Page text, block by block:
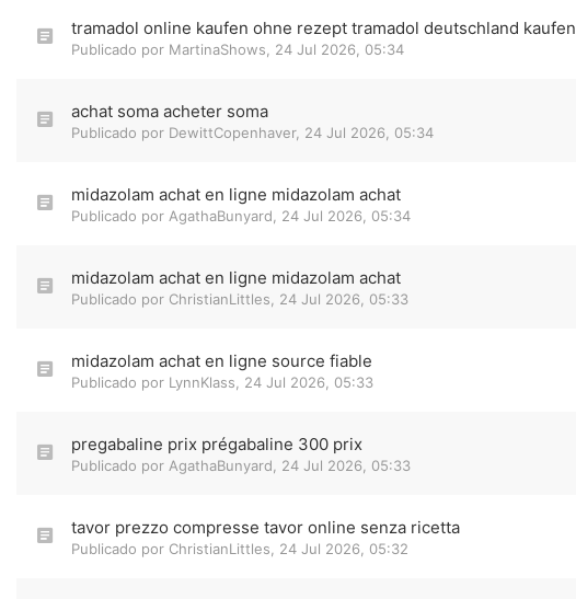
tramadol online kaufen ohne rezept tramadol deutschland kaufen
Publicado por MartinaShows 24 Jul 2026, 05:34
achat soma acheter soma
Publicado por DewittCopenhaver, 24 Jul 2026, 05:34
midazolam achat en ligne midazolam achat
Publicado por AgathaBunyard 24 Jul 2026, 05:34
midazolam achat en ligne midazolam achat
Publicado por ChristianLittles 24 Jul 2026, 05:33
midazolam achat en ligne source fiable
Publicado por LynnKlass 24 Jul 2026, 05:33
pregabaline prix prégabaline 300 prix
Publicado por AgathaBunyard 24 Jul 2026, 05:33
tavor prezzo compresse tavor online senza ricetta
Publicado por ChristianLittles 24 Jul 2026, 05:32